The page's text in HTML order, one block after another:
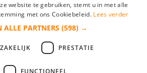
website te gebruiken, stemt u in met alle
met ons Cookiebeleid. Lees verder
ALLE PARTNERS (598) →
PRESTATIE
FUNCTIONEEL